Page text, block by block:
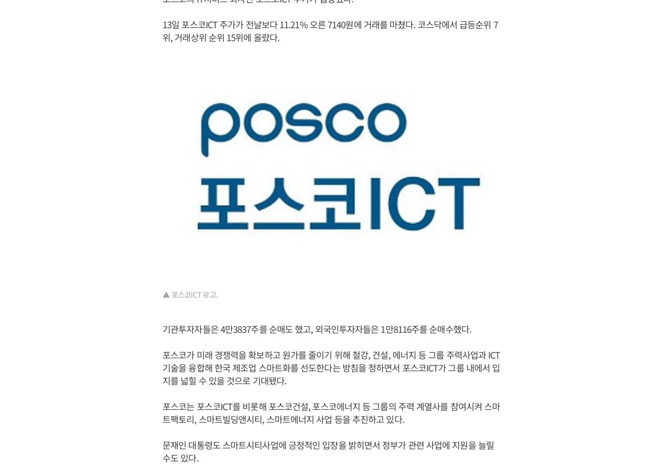
13일 포스코ICT 주가가 전날보다 11.21% 오른 7140원에 거래를 마쳤다. 코스닥에서 급등순위 7
위, 거래상위 순위 15위에 올랐다.
▲ 포스코ICT 로고.
기관투자자들은 4만3837주를 순매도 했고, 외국인투자자들은 1만8116주를 순매수했다.
포스코가 미래 경쟁력을 확보하고 원가를 줄이기 위해 철강, 건설, 에너지 등 그룹 주력사업과 ICT
기술을 융합해 한국 제조업 스마트화를 선도한다는 방침을 정하면서 포스코ICT가 그룹 내에서 입
지를 넓힐 수 있을 것으로 기대됐다.
포스코는 포스코ICT를 비롯해 포스코건설, 포스코에너지 등 그룹의 주력 계열사를 참여시켜 스마
트팩토리, 스마트빌딩앤시티, 스마트에너지 사업 등을 추진하고 있다.
문재인 대통령도 스마트시티사업에 긍정적인 입장을 밝히면서 정부가 관련 사업에 지원을 늘릴
수도 있다.